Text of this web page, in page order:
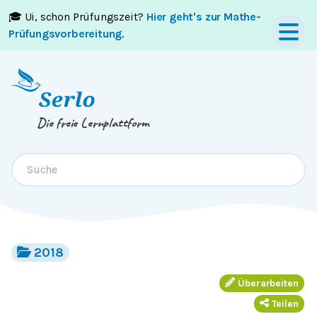
🎓 Ui, schon Prüfungszeit? Hier geht's zur Mathe-
Prüfungsvorbereitung.
Springe zumInhaltoderFooter
Die freie Lernplattform
2018
Überarbeiten
Teilen